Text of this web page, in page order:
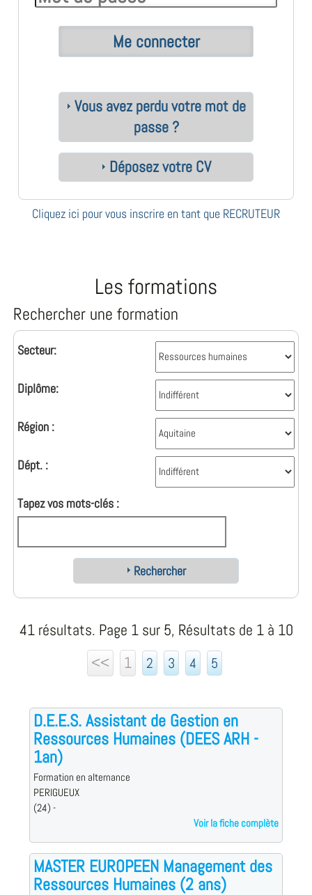
Vous avez perdu votre mot de
passe ?
Déposez votre CV
Cliquez ici pour vous inscrire en tant que RECRUTEUR
Les formations
Rechercher une formation
Secteur:
Diplôme:
Région :
Dépt. :
Tapez vos mots-clés :
Rechercher
41 résultats. Page 1 sur 5, Résultats de 1 à 10
<<
1 2 3 4 5
D.E.E.S. Assistant de Gestion en
Ressources Humaines (DEES ARH -
1an)
Formation en alternance
PERIGUEUX
(24) -
Voir la fiche complète
MASTER EUROPEEN Management des
Ressources Humaines (2 ans)